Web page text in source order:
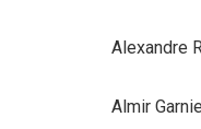
Alexandre
Almir